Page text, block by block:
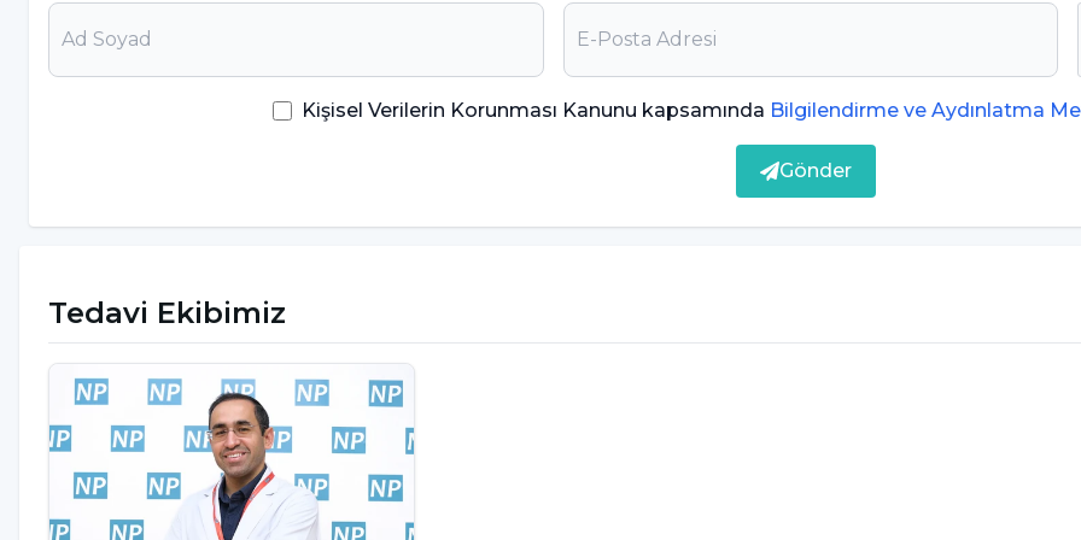
hastalıkları, inme ve kalp krizi risklerini azaltır” uyarısında bulundu.
Tuz alımının 5 yaş üstü çocuklarda genellikle günde 6 gram olduğu, bu değerin yaşla beraber
arttığını kaydeden Dr. Ayhan Levent, “Yüksek oranda tuz tüketimi çocukların ilerki yaşamlarında
Ayrıca yüksek tuz alımının dildeki tad reseptörlerini baskıladığı ve bu da ilerde çocukların daha
fazla tuz içeren besinleri tercih etmelerine sebep oluyor” dedi.
Beslenme alışkanlıklarında değişiklik yapılmalı
Aşırı tuz tüketiminin yol açtığı sağlık sorunlarının önlenmesinde ilk adımın farkındalık
Kişisel Verilerin Korunması Kanunu kapsamında Bilgilendirme ve Aydınlatma
Gönder
Tedavi Ekibimiz